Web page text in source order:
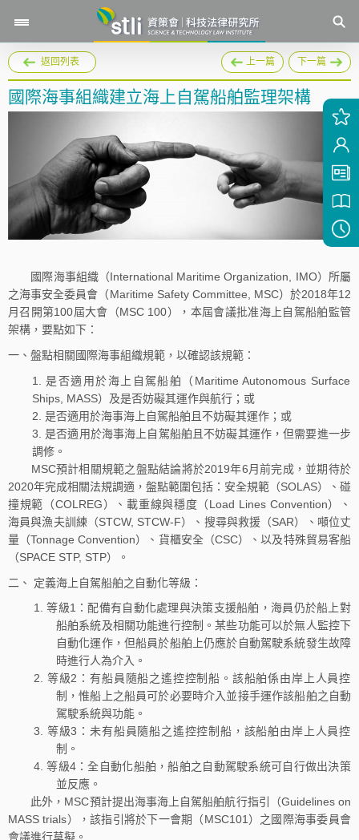
返回列表 上一篇 下一篇
國際海事組織建立海上自駕船舶監理架構
國際海事組織（International Maritime Organization, IMO）所屬
之海事安全委員會（Maritime Safety Committee, MSC）於2018年12
月召開第100屆大會（MSC 100），本屆會議批准海上自駕船舶監管
架構，要點如下：
一、盤點相關國際海事組織規範，以確認該規範：
是否適用於海上自駕船舶（Maritime Autonomous Surface
Ships, MASS）及是否妨礙其運作與航行；或
是否適用於海事海上自駕船舶且不妨礙其運作；或
是否適用於海事海上自駕船舶且不妨礙其運作，但需要進一步
調修。
MSC預計相關規範之盤點結論將於2019年6月前完成，並期待於
2020年完成相關法規調適，盤點範圍包括：安全規範（SOLAS）、碰
撞規範（COLREG）、載重線與穩度（Load Lines Convention）、
海員與漁夫訓練（STCW, STCW-F）、搜尋與救援（SAR）、噸位丈
量（Tonnage Convention）、貨櫃安全（CSC）、以及特殊貿易客船
（SPACE STP, STP）。
二、 定義海上自駕船舶之自動化等級：
等級1：配備有自動化處理與決策支援船舶，海員仍於船上對
船舶系統及相關功能進行控制。某些功能可以於無人監控下
自動化運作，但船員於船舶上仍應於自動駕駛系統發生故障
時進行人為介入。
等級2：有船員隨船之遙控控制船。該船舶係由岸上人員控
制，惟船上之船員可於必要時介入並接手運作該船舶之自動
駕駛系統與功能。
等級3：未有船員隨船之遙控控制船，該船舶由岸上人員控
制。
等級4：全自動化船舶，船舶之自動駕駛系統可自行做出決策
並反應。
此外，MSC預計提出海事海上自駕船舶航行指引（Guidelines on
MASS trials），該指引將於下一會期（MSC101）之國際海事委員會
會議進行草擬。